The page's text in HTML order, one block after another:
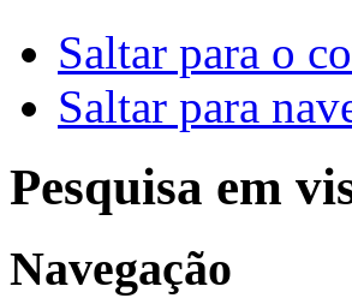
Saltar para o
Saltar para
Pesquisa em
Navegação